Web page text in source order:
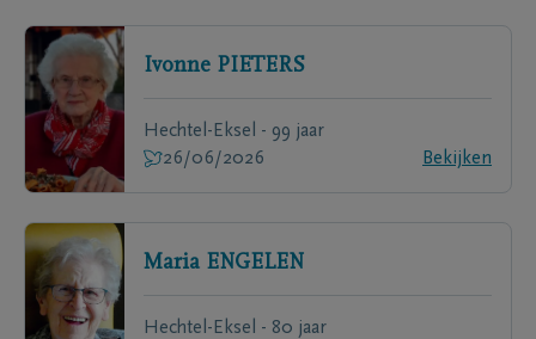
Ivonne PIETERS
Hechtel-Eksel - 99 jaar
26/06/2026
Bekijken
Maria ENGELEN
Hechtel-Eksel - 80 jaar